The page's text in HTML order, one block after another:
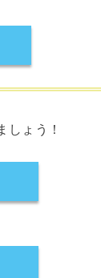
しょう！